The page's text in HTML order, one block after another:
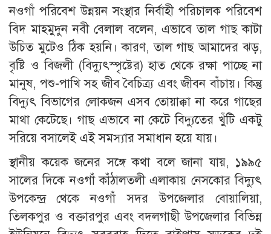
নওগাঁ পরিবেশ উন্নয়ন সংস্থার নির্বাহী পরিচালক পরিবেশ
বিদ মাহমুদুন নবী বেলাল বলেন, এভাবে তাল গাছ কাটা
উচিত মুটেও ঠিক হয়নি। কারণ, তাল গাছ আমাদের ঝড়,
বৃষ্টি ও বিজলী (বিদ্যুৎস্পৃষ্টের) হাত থেকে রক্ষা পাচ্ছে না
মানুষ, পশু-পাখি সহ জীব বৈচিত্র্য এবং জীবন বাঁচায়। কিন্তু
বিদ্যুৎ বিভাগের লোকজন এসব তোয়াক্কা না করে গাছের
মাথা কেটেছে। গাছ এভাবে না কেটে বিদ্যুতের খুঁটি একটু
সরিয়ে বসালেই এই সমস্যার সমাধান হয়ে যায়।
স্থানীয় কয়েক জনের সঙ্গে কথা বলে জানা যায়, ১৯৯৫
সালের দিকে নওগাঁ কাঁঠালতলী এলাকায় নেসকোর বিদ্যুৎ
উপকেন্দ্র থেকে নওগাঁ সদর উপজেলার বোয়ালিয়া,
তিলকপুর ও বক্তারপুর এবং বদলগাছী উপজেলার বিভিন্ন